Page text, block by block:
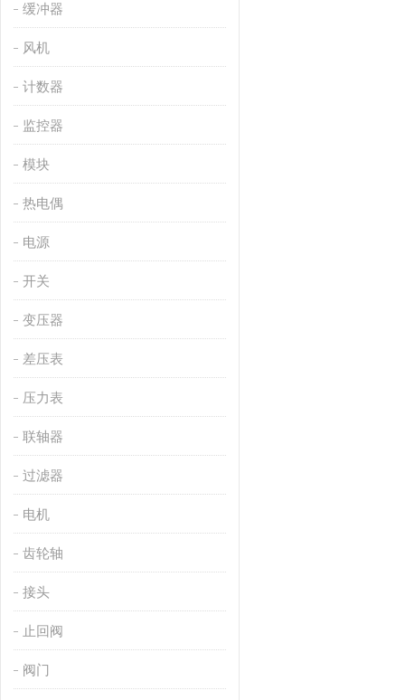
缓冲器
风机
计数器
监控器
模块
热电偶
电源
开关
变压器
差压表
压力表
联轴器
过滤器
电机
齿轮轴
接头
止回阀
阀门